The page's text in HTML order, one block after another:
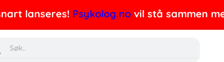
lanseres! Psykolog.no vil stå sammen